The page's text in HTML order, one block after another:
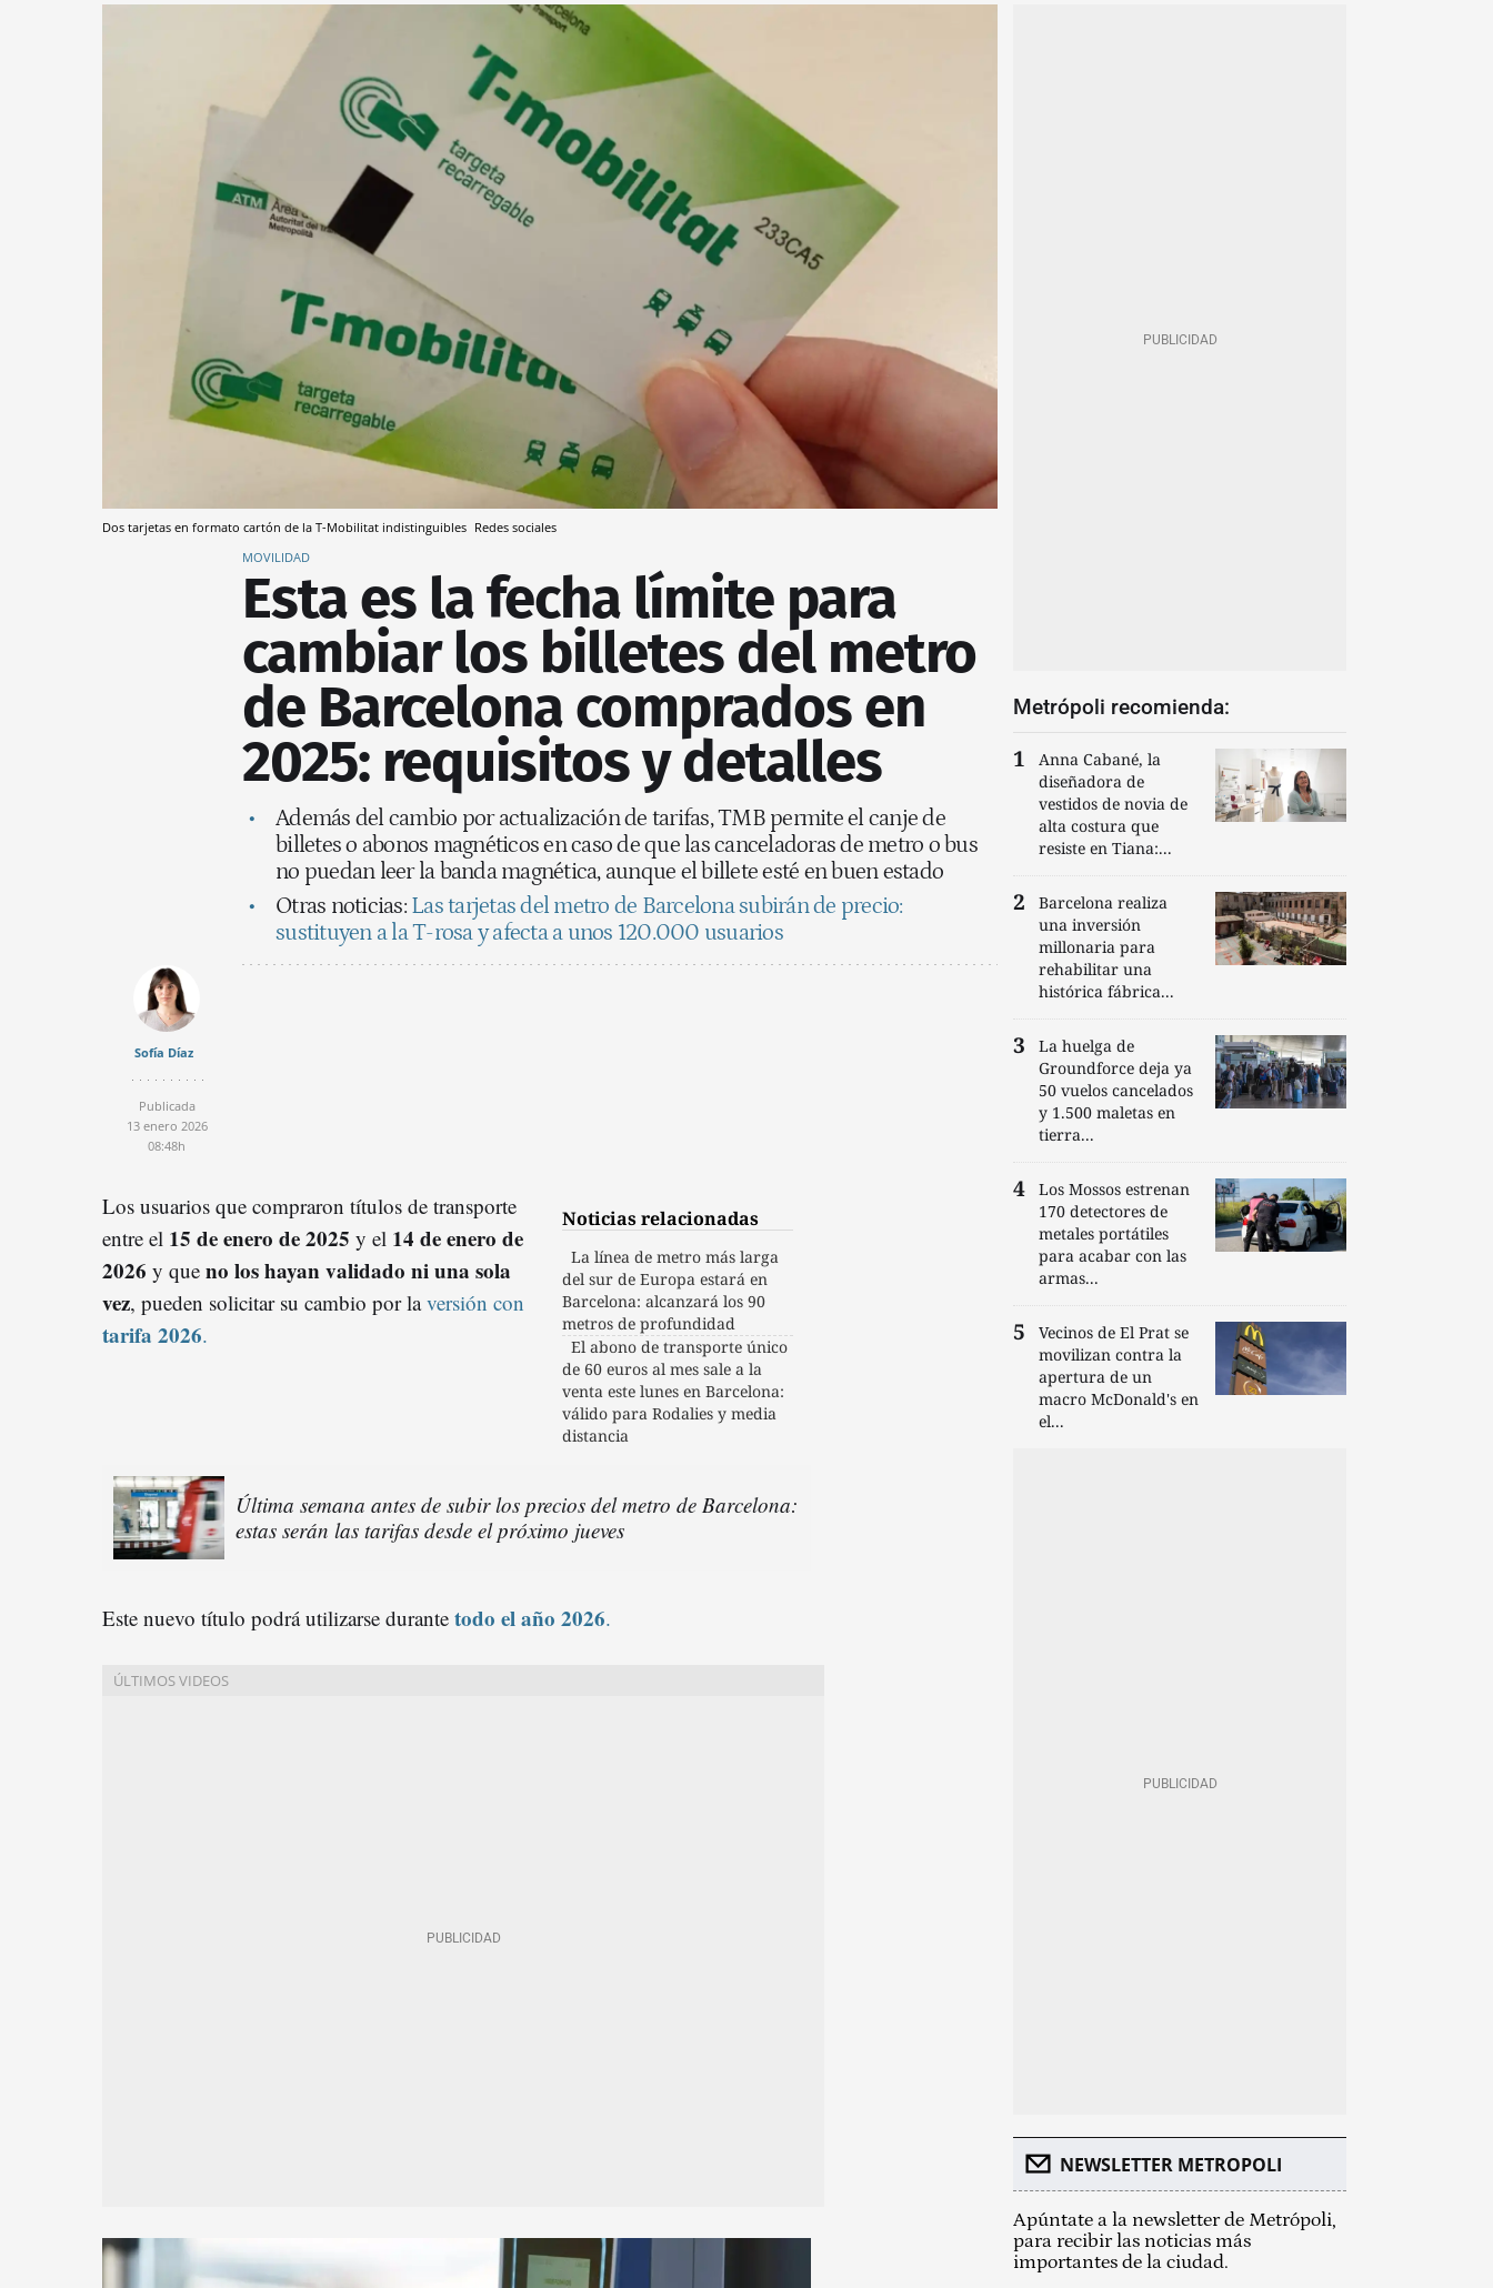
Dos tarjetas en formato cartón de la T-Mobilitat indistinguibles Redes sociales
MOVILIDAD
Esta es la fecha límite para
cambiar los billetes del metro
de Barcelona comprados en
2025: requisitos y detalles
Además del cambio por actualización de tarifas, TMB permite el canje de
billetes o abonos magnéticos en caso de que las canceladoras de metro o bus
no puedan leer la banda magnética, aunque el billete esté en buen estado
Otras noticias:Las tarjetas del metro de Barcelona subirán de precio:
sustituyen a la T-rosa y afecta a unos 120.000 usuarios
Sofía Díaz
Publicada
13 enero 2026
08:48h
Noticias relacionadas
La línea de metro más larga
del sur de Europa estará en
Barcelona: alcanzará los 90
metros de profundidad
El abono de transporte único
de 60 euros al mes sale a la
venta este lunes en Barcelona:
válido para Rodalies y media
distancia
Los usuarios que compraron títulos de transporte
entre el 15 de enero de 2025 y el 14 de enero de
2026 y que no los hayan validado ni una sola
vez, pueden solicitar su cambio por laversión con
tarifa 2026.
Última semana antes de subir los precios del metro de Barcelona:
estas serán las tarifas desde el próximo jueves
Este nuevo título podrá utilizarse durante todo el año 2026.
Metrópoli recomienda:
Anna Cabané, la
diseñadora de
vestidos de novia de
alta costura que
resiste en Tiana:...
Barcelona realiza
una inversión
millonaria para
rehabilitar una
histórica fábrica...
La huelga de
Groundforce deja ya
50 vuelos cancelados
y 1.500 maletas en
tierra...
Los Mossos estrenan
170 detectores de
metales portátiles
para acabar con las
armas...
Vecinos de El Prat se
movilizan contra la
apertura de un
macro McDonald's en
el...
NEWSLETTER METROPOLI
Apúntate a la newsletter de Metrópoli,
para recibir las noticias más
importantes de la ciudad.